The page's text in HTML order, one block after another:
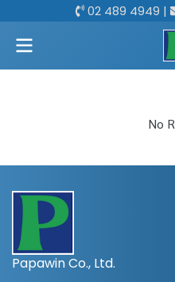
02 489 4949 |
No
Papawin Co., Ltd.